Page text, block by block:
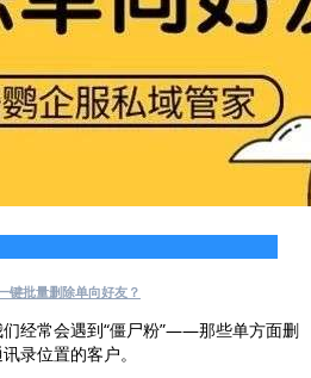
键批量删除单向好友？
经常会遇到“僵尸粉”——那些单方面删
录位置的客户。